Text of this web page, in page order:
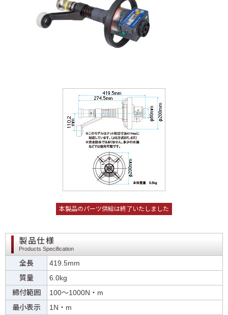
本製品のパーツ供給は終了いたしました
製品仕様
Products Specification
全長
419.5mm
質量
6.0kg
締付範囲
100〜1000N・m
最小表示
1N・m